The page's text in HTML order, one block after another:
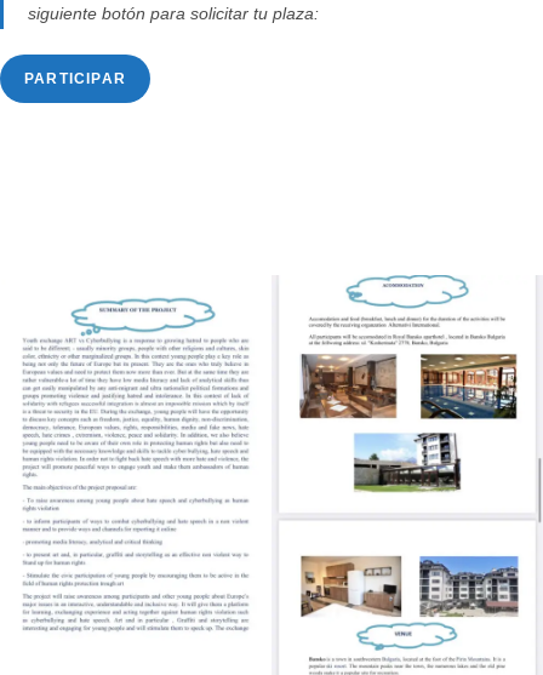
siguiente botón para solicitar tu plaza:
PARTICIPAR